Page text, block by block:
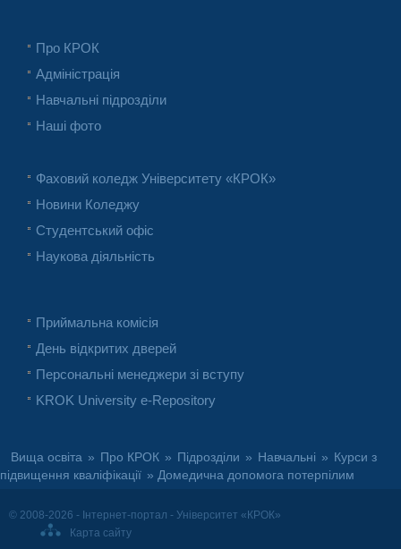
Про КРОК
Адміністрація
Навчальні підрозділи
Наші фото
Фаховий коледж Університету «КРОК»
Новини Коледжу
Студентський офіс
Наукова діяльність
Приймальна комісія
День відкритих дверей
Персональні менеджери зі вступу
KROK University e-Repository
Вища освіта » Про КРОК » Підрозділи » Навчальні » Курси з
підвищення кваліфікації » Домедична допомога потерпілим
© 2008-2026 - Інтернет-портал - Університет «КРОК»
Карта сайту